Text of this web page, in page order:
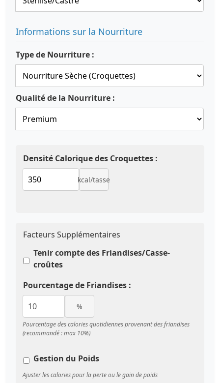
Informations sur la Nourriture
Type de Nourriture :
Qualité de la Nourriture :
Densité Calorique des Croquettes :
kcal/tasse
Facteurs Supplémentaires
Tenir compte des Friandises/Casse-
croûtes
Pourcentage de Friandises :
%
Pourcentage des calories quotidiennes provenant des friandises
(recommandé : max 10%)
Gestion du Poids
Ajuster les calories pour la perte ou le gain de poids